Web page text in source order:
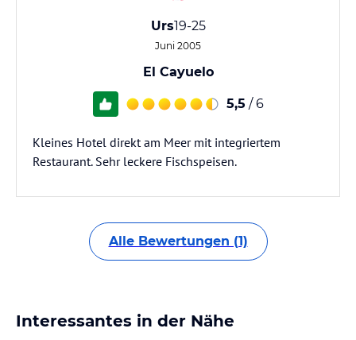
Urs19-25
Juni 2005
El Cayuelo
5,5 / 6
Kleines Hotel direkt am Meer mit integriertem
Restaurant. Sehr leckere Fischspeisen.
Alle Bewertungen (1)
Interessantes in der Nähe